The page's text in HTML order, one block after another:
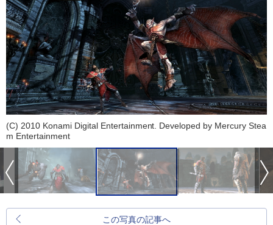
(C) 2010 Konami Digital Entertainment. Developed by Mercury Stea
m Entertainment
この写真の記事へ